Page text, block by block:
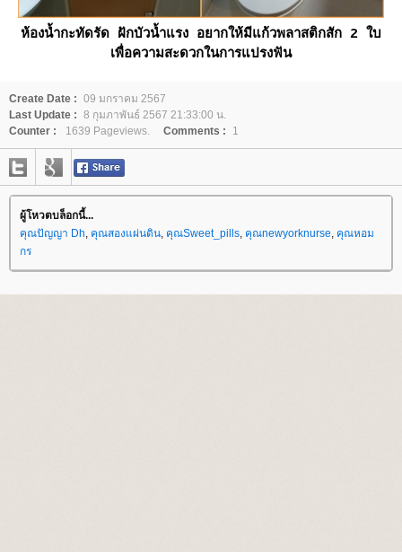
ห้องน้ำกะทัดรัด ฝักบัวน้ำแรง อยากให้มีแก้วพลาสติกสัก 2 ใบ
เพื่อความสะดวกในการแปรงฟัน
Create Date : 09 มกราคม 2567
Last Update : 8 กุมภาพันธ์ 2567 21:33:00 น.
Counter :
1639 Pageviews. Comments : 1
ผู้โหวตบล็อกนี้...
คุณปัญญา Dh, คุณสองแผ่นดิน, คุณSweet_pills, คุณnewyorknurse, คุณหอม
กร